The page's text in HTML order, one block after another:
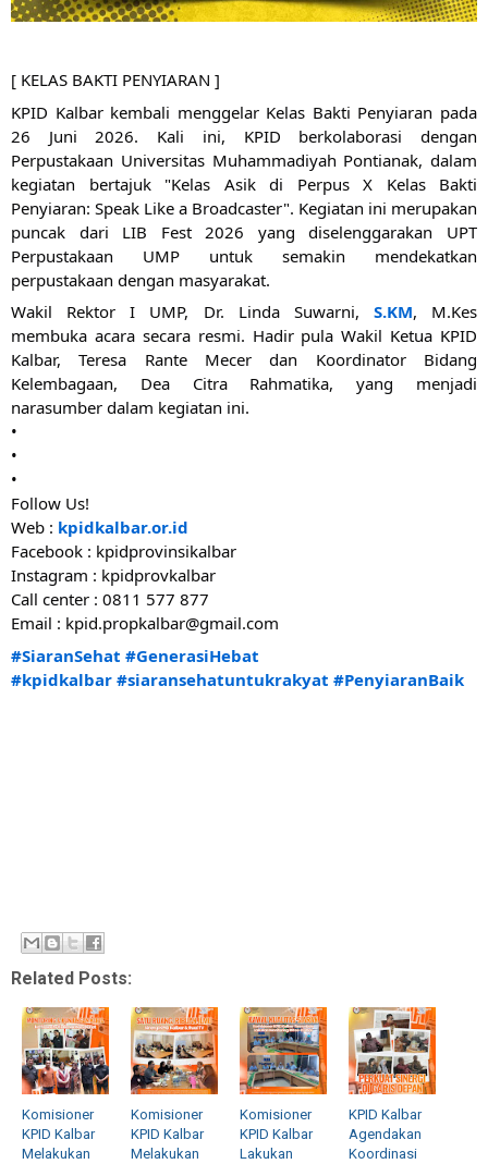
[ KELAS BAKTI PENYIARAN ]
KPID Kalbar kembali menggelar Kelas Bakti Penyiaran pada
26 Juni 2026. Kali ini, KPID berkolaborasi dengan
Perpustakaan Universitas Muhammadiyah Pontianak, dalam
kegiatan bertajuk "Kelas Asik di Perpus X Kelas Bakti
Penyiaran: Speak Like a Broadcaster". Kegiatan ini merupakan
puncak dari LIB Fest 2026 yang diselenggarakan UPT
Perpustakaan UMP untuk semakin mendekatkan
perpustakaan dengan masyarakat.
Wakil Rektor I UMP, Dr. Linda Suwarni, S.KM, M.Kes
membuka acara secara resmi. Hadir pula Wakil Ketua KPID
Kalbar, Teresa Rante Mecer dan Koordinator Bidang
Kelembagaan, Dea Citra Rahmatika, yang menjadi
narasumber dalam kegiatan ini.
•
•
•
Follow Us!
Web : kpidkalbar.or.id
Facebook : kpidprovinsikalbar
Instagram : kpidprovkalbar
Call center : 0811 577 877
Email : kpid.propkalbar@gmail.com
#SiaranSehat #GenerasiHebat
#kpidkalbar #siaransehatuntukrakyat #PenyiaranBaik
Related Posts:
Komisioner
KPID Kalbar
Melakukan
Komisioner
KPID Kalbar
Melakukan
Komisioner
KPID Kalbar
Lakukan
KPID Kalbar
Agendakan
Koordinasi